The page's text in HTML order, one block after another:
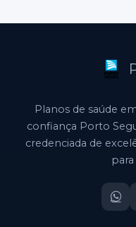
Planos de saúde
confiança Porto
credenciada de